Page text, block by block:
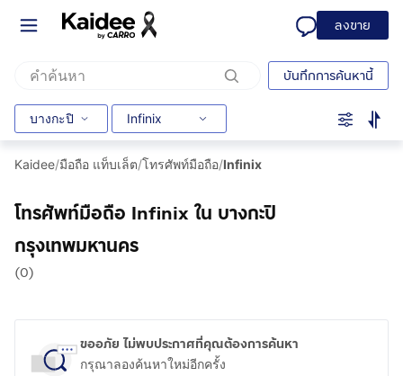
ลงขาย
บันทึกการค้นหานี้
บางกะปิ Infinix
Kaidee/มือถือ แท็บเล็ต/โทรศัพท์มือถือ/Infinix
โทรศัพท์มือถือ Infinix ใน บางกะปิ
กรุงเทพมหานคร
(0)
ขออภัย ไม่พบประกาศที่คุณต้องการค้นหา
กรุณาลองค้นหาใหม่อีกครั้ง